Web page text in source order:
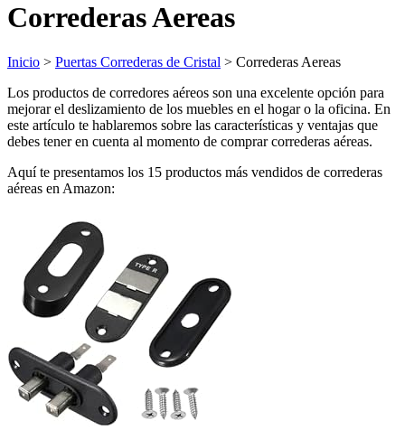
Correderas Aereas
Inicio > Puertas Correderas de Cristal > Correderas Aereas
Los productos de corredores aéreos son una excelente opción para
mejorar el deslizamiento de los muebles en el hogar o la oficina. En
este artículo te hablaremos sobre las características y ventajas que
debes tener en cuenta al momento de comprar correderas aéreas.
Aquí te presentamos los 15 productos más vendidos de correderas
aéreas en Amazon: